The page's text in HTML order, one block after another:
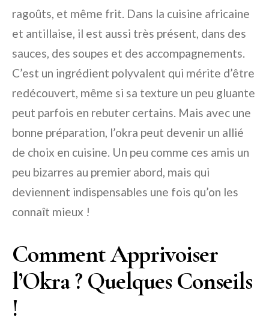
ragoûts, et même frit. Dans la cuisine africaine
et antillaise, il est aussi très présent, dans des
sauces, des soupes et des accompagnements.
C’est un ingrédient polyvalent qui mérite d’être
redécouvert, même si sa texture un peu gluante
peut parfois en rebuter certains. Mais avec une
bonne préparation, l’okra peut devenir un allié
de choix en cuisine. Un peu comme ces amis un
peu bizarres au premier abord, mais qui
deviennent indispensables une fois qu’on les
connaît mieux !
Comment Apprivoiser
l’Okra ? Quelques Conseils
!